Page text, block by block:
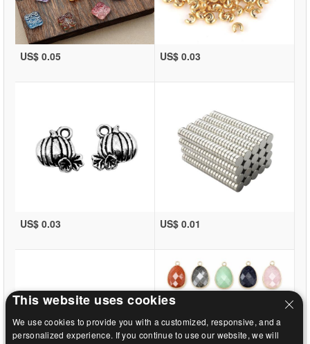
US$ 0.05 US$ 0.03
US$ 0.03 US$ 0.01
This website uses cookies
We use cookies to provide you with a customized, responsive, and a
personalized experience. If you continue to use our website, we will